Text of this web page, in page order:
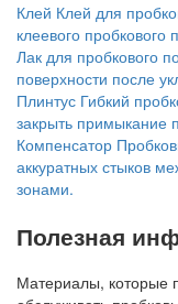
Клей Клей для
клеевого
Лак для пробкового
поверхности после
Плинтус Гибкий
закрыть примыкание
Компенсатор
аккуратных стыков
зонами.
Полезная
Материалы, которые